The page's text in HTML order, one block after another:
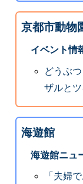
京都市動物
イベント情
どうぶ
ザルと
海遊館
海遊館ニュ
「夫婦